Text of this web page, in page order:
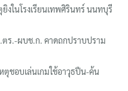
งในโรงเรียนเทพศิรินทร์ นนทบุรี
ร.-ผบช.ก. คาดถกปราบปราม
ตุชอบเล่นเกมใช้อาวุธปืน-ค้น